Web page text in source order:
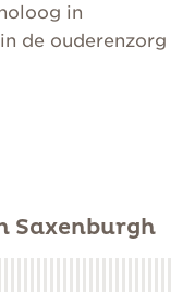
in
de ouderenzorg
Saxenburgh